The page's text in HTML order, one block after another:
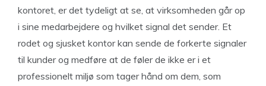
kontoret, er det tydeligt at se, at virksomheden går op
i sine medarbejdere og hvilket signal det sender. Et
rodet og sjusket kontor kan sende de forkerte signaler
til kunder og medføre at de føler de ikke er i et
professionelt miljø som tager hånd om dem, som